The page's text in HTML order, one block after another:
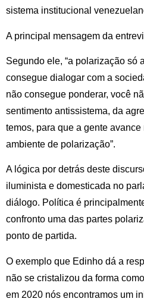
sistema institucional
A principal mensagem da
Segundo ele, “a polarização só
consegue dialogar com a
não consegue ponderar, você
sentimento antissistema, da
temos, para que a gente
ambiente de polarização”.
A lógica por detrás deste
iluminista e domesticada no
diálogo. Política é
confronto uma das partes
ponto de partida.
O exemplo que Edinho dá a
não se cristalizou da forma
em 2020 nós encontramos um